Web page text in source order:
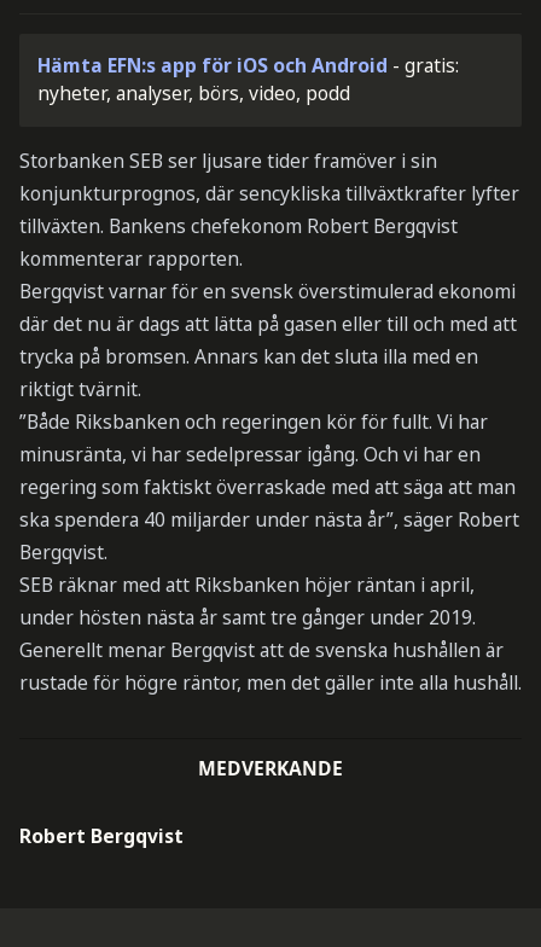
Hämta EFN:s app för iOS och Android - gratis:
nyheter, analyser, börs, video, podd
Storbanken SEB ser ljusare tider framöver i sin
konjunkturprognos, där sencykliska tillväxtkrafter lyfter
tillväxten. Bankens chefekonom Robert Bergqvist
kommenterar rapporten.
Bergqvist varnar för en svensk överstimulerad ekonomi
där det nu är dags att lätta på gasen eller till och med att
trycka på bromsen. Annars kan det sluta illa med en
riktigt tvärnit.
”Både Riksbanken och regeringen kör för fullt. Vi har
minusränta, vi har sedelpressar igång. Och vi har en
regering som faktiskt överraskade med att säga att man
ska spendera 40 miljarder under nästa år”, säger Robert
Bergqvist.
SEB räknar med att Riksbanken höjer räntan i april,
under hösten nästa år samt tre gånger under 2019.
Generellt menar Bergqvist att de svenska hushållen är
rustade för högre räntor, men det gäller inte alla hushåll.
MEDVERKANDE
Robert Bergqvist